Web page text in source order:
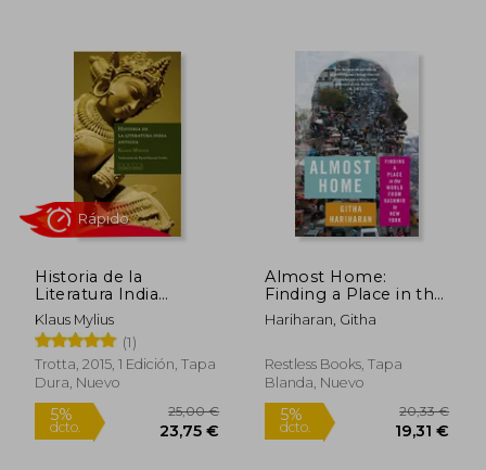
dcto. dcto.
Historia de la
Literatura India
Antigua
Klaus Mylius
(1)
Trotta, 2015, 1 Edición, Tapa
Dura, Nuevo
Almost Home:
Finding a Place in the
World from Kashmir
to New York (en
Hariharan, Githa
Restless Books, Tapa
Blanda, Nuevo